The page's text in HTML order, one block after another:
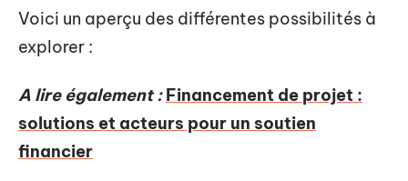
Voici un aperçu des différentes possibilités à
explorer :
A lire également : Financement de projet :
solutions et acteurs pour un soutien
financier